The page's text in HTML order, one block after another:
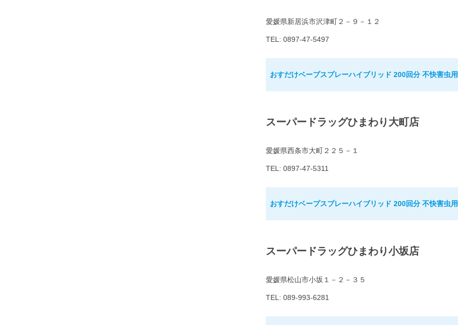
愛媛県新居浜市沢津町２－９－１２
TEL: 0897-47-5497
おすだけベープスプレーハイブリッド 200回分 不快害虫用
スーパードラッグひまわり大町店
愛媛県西条市大町２２５－１
TEL: 0897-47-5311
おすだけベープスプレーハイブリッド 200回分 不快害虫用
スーパードラッグひまわり小坂店
愛媛県松山市小坂１－２－３５
TEL: 089-993-6281